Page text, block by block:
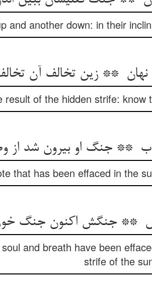
and another down: in their
result of the hidden strife:
that has been effaced in the
and breath have been
strife of the